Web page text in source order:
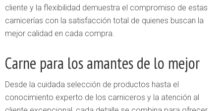
cliente y la flexibilidad demuestra el compromiso de estas
carnicerías con la satisfacción total de quienes buscan la
mejor calidad en cada compra.
Carne para los amantes de lo mejor
Desde la cuidada selección de productos hasta el
conocimiento experto de los carniceros y la atención al